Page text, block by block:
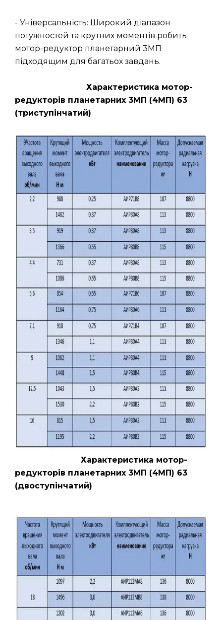
- Універсальність: Широкий діапазон
потужностей та крутних моментів робить
мотор-редуктор планетарний 3МП
підходящим для багатьох завдань.
Характеристика мотор-
редукторів планетарних 3МП (4МП) 63
(триступінчатий)
Характеристика мотор-
редукторів планетарних 3МП (4МП) 63
(двоступінчатий)